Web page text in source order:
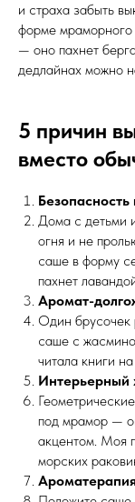
и страха забыть
форме мраморного
— оно пахнет
дедлайнах можно
5 причин
вместо
Безопасность
Дома с детьми
огня и не
саше в форму
пахнет
Аромат-
Один
саше с
читала книги
Интерьерный
под мрамор —
акцентом. Моя
морских